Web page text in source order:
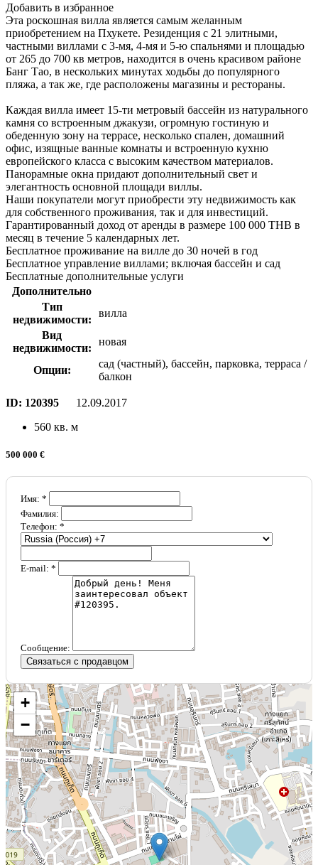
Добавить в избранное
Эта роскошная вилла является самым желанным
приобретением на Пхукете. Резиденция с 21 элитными,
частными виллами с 3-мя, 4-мя и 5-ю спальнями и площадью
от 265 до 700 кв метров, находится в очень красивом районе
Банг Тао, в нескольких минутах ходьбы до популярного
пляжа, а так же, где расположены магазины и рестораны.
Каждая вилла имеет 15-ти метровый бассейн из натурального
камня со встроенным джакузи, огромную гостиную и
обеденную зону на террасе, несколько спален, домашний
офис, изящные ванные комнаты и встроенную кухню
европейского класса с высоким качеством материалов.
Панорамные окна придают дополнительный свет и
элегантность основной площади виллы.
Наши покупатели могут приобрести эту недвижимость как
для собственного проживания, так и для инвестиций.
Гарантированный доход от аренды в размере 100 000 THB в
месяц в течение 5 календарных лет.
Бесплатное проживание на вилле до 30 ночей в год
Бесплатное управление виллами; включая бассейн и сад
Бесплатные дополнительные услуги
Дополнительно
Тип
недвижимости:
вилла
Вид
недвижимости:
новая
Опции:
сад (частный), бассейн, парковка, терраса /
балкон
ID: 120395
12.09.2017
560 кв. м
500 000 €
Имя: *
Фамилия:
Телефон: *
E-mail: *
Сообщение:
Связаться с продавцом
+
−